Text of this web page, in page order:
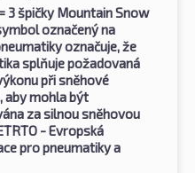
3 špičky Mountain Snow
označený na
označuje, že
splňuje požadovaná
při sněhové
aby mohla být
za silnou sněhovou
- Evropská
pro pneumatiky a